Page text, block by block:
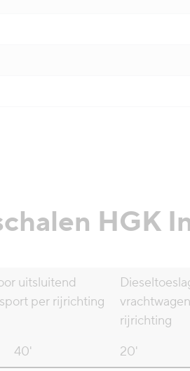
HGK
uitsluitend
per rijrichting
rijrichting
40' 20'